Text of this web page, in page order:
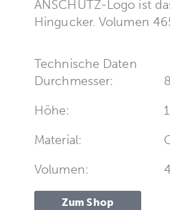
ANSCHÜTZ-Logo ist
Hingucker. Volumen
Technische Daten
Durchmesser:
Höhe:
Material:
Volumen:
Zum Shop